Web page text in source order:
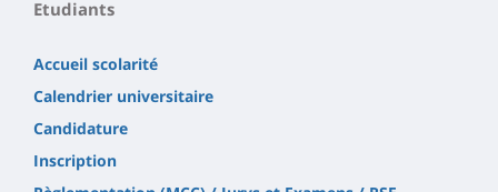
Etudiants
Accueil scolarité
Calendrier universitaire
Candidature
Inscription